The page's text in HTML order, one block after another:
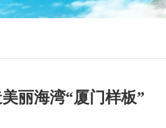
丽海湾“厦门样板”